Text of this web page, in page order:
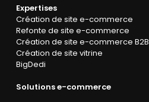
Expertises
Création de site e-commerce
Refonte de site e-commerce
Création de site e-commerce B2B
Création de site vitrine
BigDedi
Solutions e-commerce